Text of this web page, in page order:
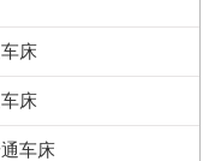
床
床
车床